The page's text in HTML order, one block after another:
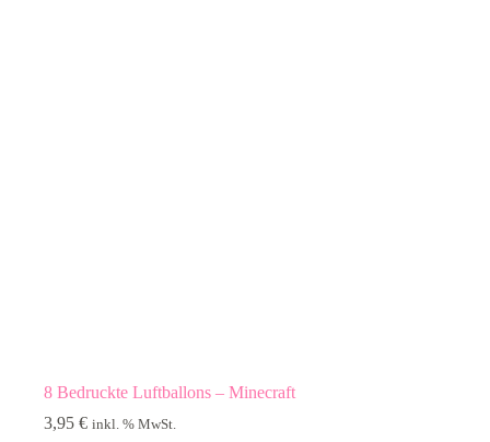
8 Bedruckte Luftballons – Minecraft
3,95 € inkl. % MwSt.